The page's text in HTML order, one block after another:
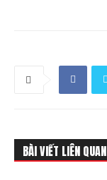
BÀI VIẾT LIÊN QUAN